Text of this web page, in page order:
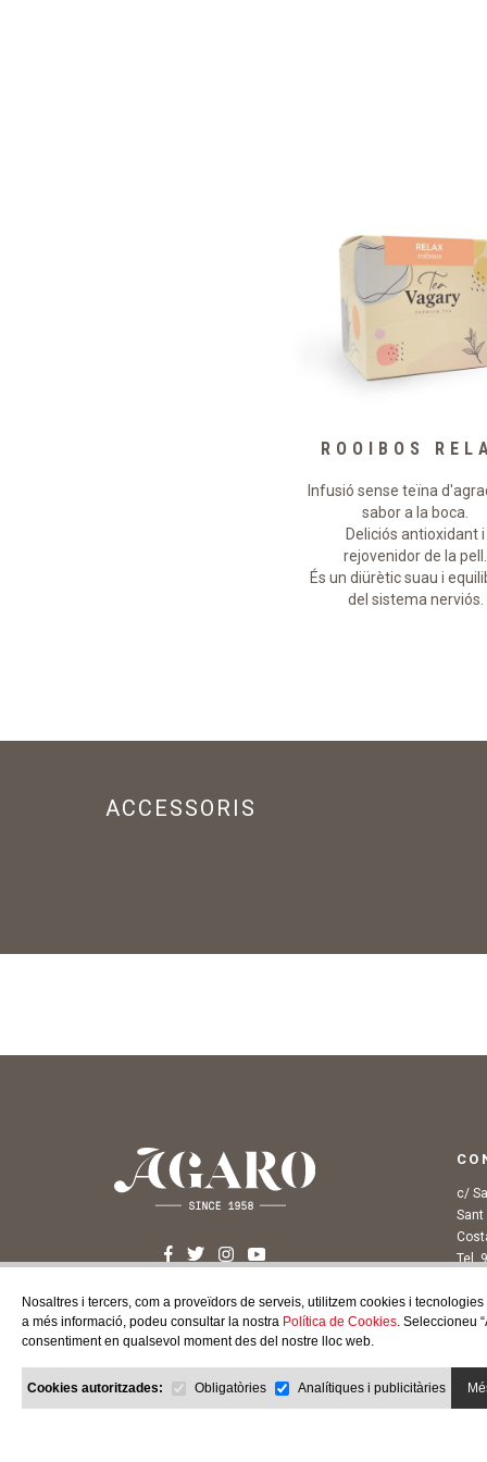
Nosaltres i tercers, com a proveïdors de serveis, utilitzem cookies i
a més informació, podeu consultar la nostra Política de Cookies. Seleccioneu
consentiment en qualsevol moment des del nostre lloc web.
Cookies autoritzades: Obligatòries Analítiques i publicitàries
ROOIBOS
Infusió sense teïna
sabor a la boca.
Deliciós antioxidant i
rejovenidor de la pell.
És un diürètic suau i
del sistema nerviós.
ACCESSORIS
c/
Sant
Tel.